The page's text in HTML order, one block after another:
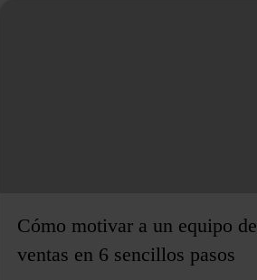
Cómo motivar a un equipo de
ventas en 6 sencillos pasos